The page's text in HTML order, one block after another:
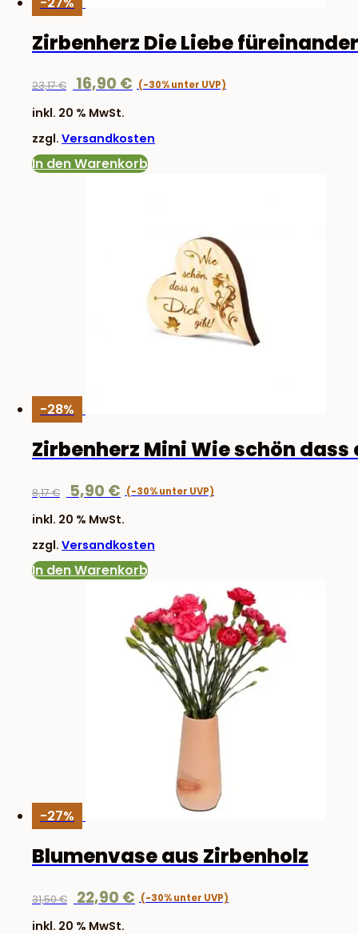
Zirbenherz Die Liebe füreinander
23,17€
Ursprünglicher
war:
23,17 €
16,90€
inkl. 20 % MwSt.
zzgl. Versandkosten
In den Warenkorb
-28%
Zirbenherz Mini Wie schön
8,17€
Ursprünglicher
war:
8,17 €
5,90 €
inkl. 20 % MwSt.
zzgl. Versandkosten
In den Warenkorb
-27%
Blumenvase aus Zirbenholz
31,50€
Ursprünglicher
22,90 €
inkl. 20 % MwSt.